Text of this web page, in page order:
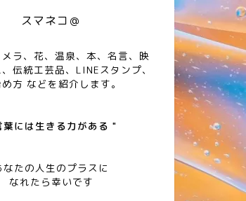
スマネコ＠
ラ、花、温泉、本、名言、映
伝統工芸品、LINEスタンプ、
方 などを紹介します。
葉には生きる力がある "
なたの人生のプラスに
なれたら幸いです